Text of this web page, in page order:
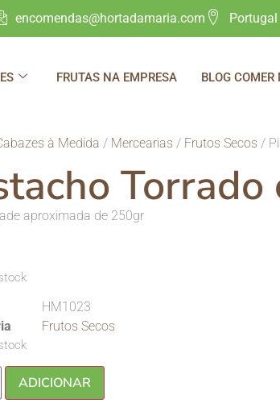
encomendas@hortadamaria.com Portugal
FRUTAS NA EMPRESA BLOG COMER
à Medida / Mercearias / Frutos Secos /
aproximada de 250gr
HM1023
Frutos Secos
ADICIONAR